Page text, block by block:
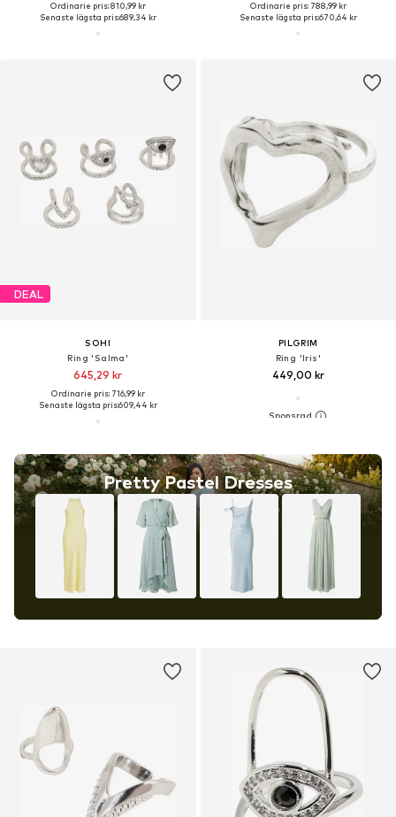
Ordinarie pris: 810,99 kr
Senaste lägsta pris:689,34 kr
Ordinarie pris: 788,99 kr
Senaste lägsta pris:670,64 kr
DEAL
SOHI
Ring 'Salma'
645,29 kr
Ordinarie pris: 716,99 kr
Senaste lägsta pris:609,44 kr
Pretty Pastel Dresses
PILGRIM
Ring 'Iris'
449,00 kr